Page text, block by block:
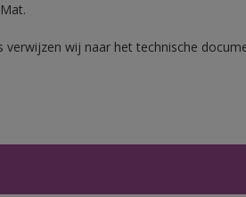
wij naar het technische